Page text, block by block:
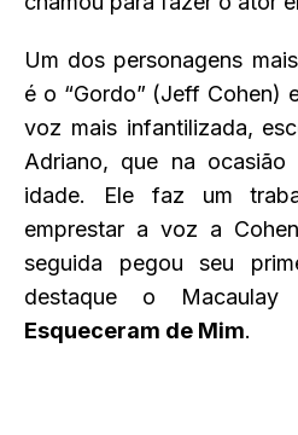
Um dos personagens
é o “Gordo” (Jeff Cohen)
voz mais infantilizada,
Adriano, que na
idade. Ele faz um
emprestar a voz a
seguida pegou seu
destaque o
Esqueceram de Mim.